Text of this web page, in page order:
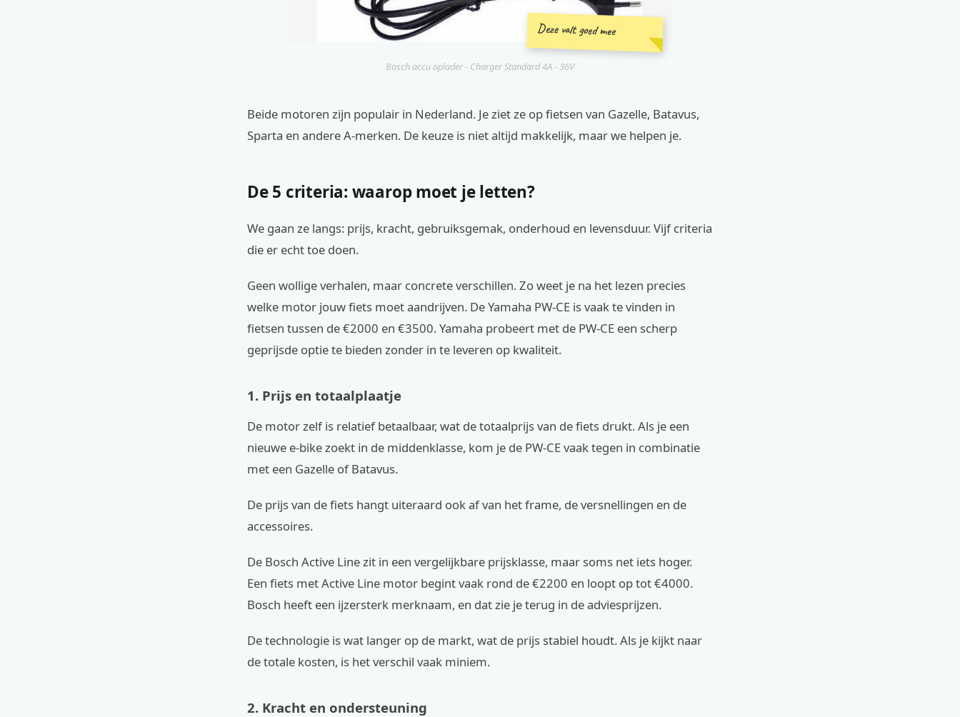
Deze valt goed mee
Bosch accu oplader - Charger Standard 4A - 36V
Beide motoren zijn populair in Nederland. Je ziet ze op fietsen van Gazelle, Batavus,
Sparta en andere A-merken. De keuze is niet altijd makkelijk, maar we helpen je.
De 5 criteria: waarop moet je letten?
We gaan ze langs: prijs, kracht, gebruiksgemak, onderhoud en levensduur. Vijf criteria
die er echt toe doen.
Geen wollige verhalen, maar concrete verschillen. Zo weet je na het lezen precies
welke motor jouw fiets moet aandrijven. De Yamaha PW-CE is vaak te vinden in
fietsen tussen de €2000 en €3500. Yamaha probeert met de PW-CE een scherp
geprijsde optie te bieden zonder in te leveren op kwaliteit.
1. Prijs en totaalplaatje
De motor zelf is relatief betaalbaar, wat de totaalprijs van de fiets drukt. Als je een
nieuwe e-bike zoekt in de middenklasse, kom je de PW-CE vaak tegen in combinatie
met een Gazelle of Batavus.
De prijs van de fiets hangt uiteraard ook af van het frame, de versnellingen en de
accessoires.
De Bosch Active Line zit in een vergelijkbare prijsklasse, maar soms net iets hoger.
Een fiets met Active Line motor begint vaak rond de €2200 en loopt op tot €4000.
Bosch heeft een ijzersterk merknaam, en dat zie je terug in de adviesprijzen.
De technologie is wat langer op de markt, wat de prijs stabiel houdt. Als je kijkt naar
de totale kosten, is het verschil vaak miniem.
2. Kracht en ondersteuning